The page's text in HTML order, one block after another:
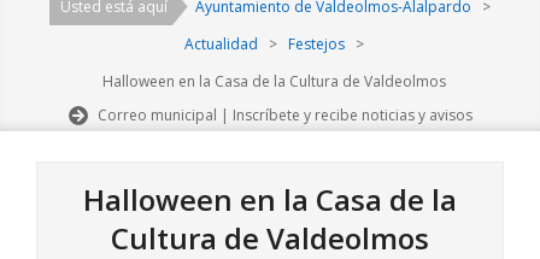
Usted está aquí Ayuntamiento de Valdeolmos-Alalpardo
>
Actualidad
> Festejos
>
Halloween en la Casa de la Cultura de Valdeolmos
Correo municipal | Inscríbete y recibe noticias y avisos
Halloween en la Casa de la
Cultura de Valdeolmos